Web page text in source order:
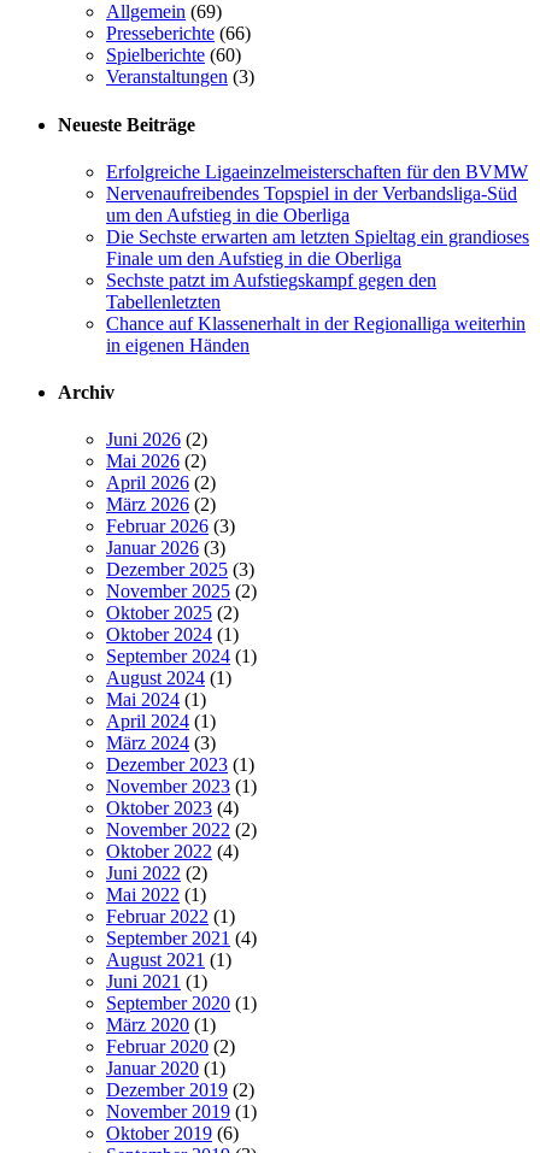
Allgemein (69)
Presseberichte (66)
Spielberichte (60)
Veranstaltungen (3)
Neueste Beiträge
Erfolgreiche Ligaeinzelmeisterschaften für den BVMW
Nervenaufreibendes Topspiel in der Verbandsliga-Süd
um den Aufstieg in die Oberliga
Die Sechste erwarten am letzten Spieltag ein grandioses
Finale um den Aufstieg in die Oberliga
Sechste patzt im Aufstiegskampf gegen den
Tabellenletzten
Chance auf Klassenerhalt in der Regionalliga weiterhin
in eigenen Händen
Archiv
Juni 2026 (2)
Mai 2026 (2)
April 2026 (2)
März 2026 (2)
Februar 2026 (3)
Januar 2026 (3)
Dezember 2025 (3)
November 2025 (2)
Oktober 2025 (2)
Oktober 2024 (1)
September 2024 (1)
August 2024 (1)
Mai 2024 (1)
April 2024 (1)
März 2024 (3)
Dezember 2023 (1)
November 2023 (1)
Oktober 2023 (4)
November 2022 (2)
Oktober 2022 (4)
Juni 2022 (2)
Mai 2022 (1)
Februar 2022 (1)
September 2021 (4)
August 2021 (1)
Juni 2021 (1)
September 2020 (1)
März 2020 (1)
Februar 2020 (2)
Januar 2020 (1)
Dezember 2019 (2)
November 2019 (1)
Oktober 2019 (6)